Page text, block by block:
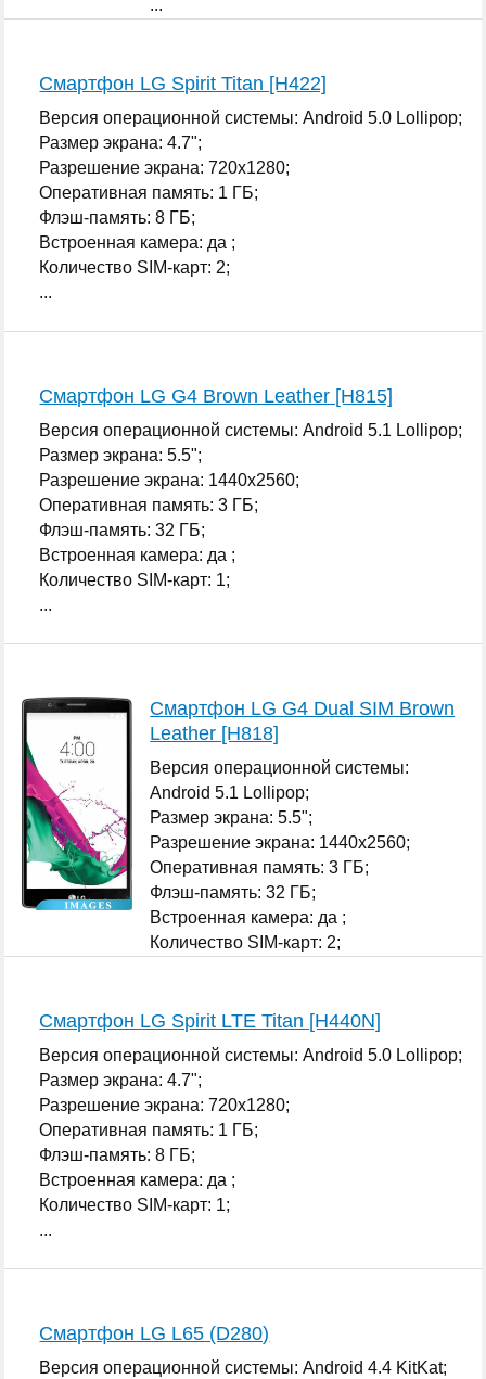
...
Смартфон LG Spirit Titan [H422]
Версия операционной системы: Android 5.0 Lollipop;
Размер экрана: 4.7";
Разрешение экрана: 720x1280;
Оперативная память: 1 ГБ;
Флэш-память: 8 ГБ;
Встроенная камера: да ;
Количество SIM-карт: 2;
...
Смартфон LG G4 Brown Leather [H815]
Версия операционной системы: Android 5.1 Lollipop;
Размер экрана: 5.5";
Разрешение экрана: 1440x2560;
Оперативная память: 3 ГБ;
Флэш-память: 32 ГБ;
Встроенная камера: да ;
Количество SIM-карт: 1;
...
Смартфон LG G4 Dual SIM Brown
Leather [H818]
Версия операционной системы:
Android 5.1 Lollipop;
Размер экрана: 5.5";
Разрешение экрана: 1440x2560;
Оперативная память: 3 ГБ;
Флэш-память: 32 ГБ;
Встроенная камера: да ;
Количество SIM-карт: 2;
Смартфон LG Spirit LTE Titan [H440N]
Версия операционной системы: Android 5.0 Lollipop;
Размер экрана: 4.7";
Разрешение экрана: 720x1280;
Оперативная память: 1 ГБ;
Флэш-память: 8 ГБ;
Встроенная камера: да ;
Количество SIM-карт: 1;
...
Смартфон LG L65 (D280)
Версия операционной системы: Android 4.4 KitKat;